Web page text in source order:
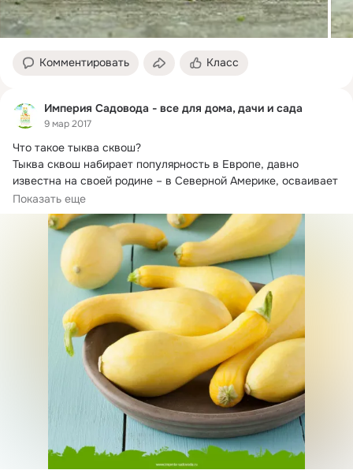
Комментировать Класс
Империя Садовода - все для дома, дачи и сада
9 мар 2017
Что такое тыква сквош?
Тыква сквош набирает популярность в Европе, давно
известна на своей родине – в Северной Америке, осваивает
овощ...
Показать еще